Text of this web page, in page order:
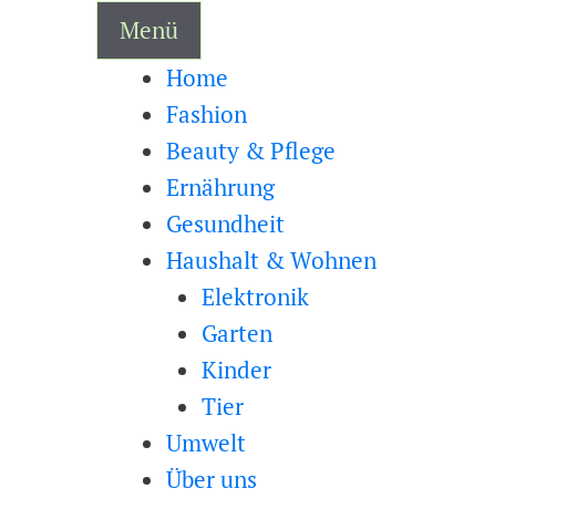
Menü
Home
Fashion
Beauty & Pflege
Ernährung
Gesundheit
Haushalt & Wohnen
Elektronik
Garten
Kinder
Tier
Umwelt
Über uns